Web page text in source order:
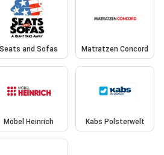
Seats and Sofas Matratzen Concord
Möbel Heinrich Kabs Polsterwelt